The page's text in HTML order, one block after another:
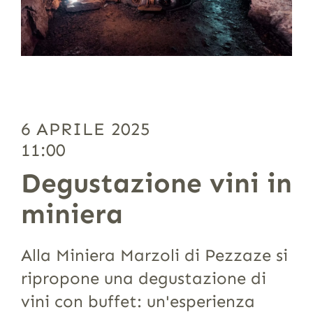
6 APRILE 2025
11:00
Degustazione vini in
miniera
Alla Miniera Marzoli di Pezzaze si
ripropone una degustazione di
vini con buffet: un'esperienza